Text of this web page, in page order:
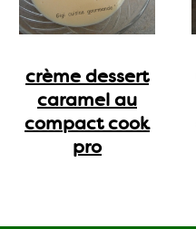
crème dessert
caramel au
compact cook
pro